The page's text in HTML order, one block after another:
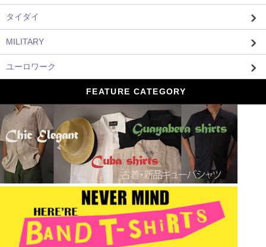
タイダイ
MILITARY
ユーロワーク
FEATURE CATEGORY